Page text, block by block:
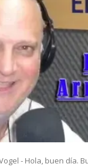
- Hola, buen día.